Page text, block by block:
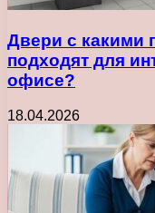
Двери с какими
подходят для
офисе?
18.04.2026